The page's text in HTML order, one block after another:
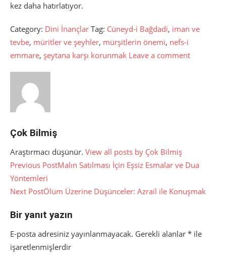
kez daha hatırlatıyor.
Category: Dini İnançlar Tag: Cüneyd-i Bağdadi, iman ve
tevbe, müritler ve şeyhler, mürşitlerin önemi, nefs-i
emmare, şeytana karşı korunmak Leave a comment
Çok Bilmiş
Araştırmacı düşünür. View all posts by Çok Bilmiş
Yazı
gezinmesi
Previous PostMalın Satılması İçin Eşsiz Esmalar ve Dua
Yöntemleri
Next PostÖlüm Üzerine Düşünceler: Azrail ile Konuşmak
Bir yanıt yazın
E-posta adresiniz yayınlanmayacak. Gerekli alanlar * ile
işaretlenmişlerdir